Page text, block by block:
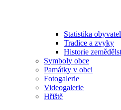
Statistika obyvatel
Tradice a zvyky
Historie
Symboly obce
Památky v obci
Fotogalerie
Videogalerie
Hřiště